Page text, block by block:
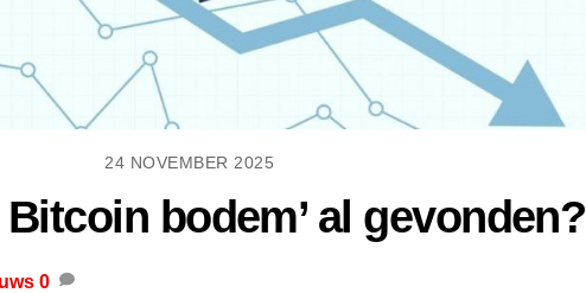
24 NOVEMBER 2025
bodem’ al gevonden?
0